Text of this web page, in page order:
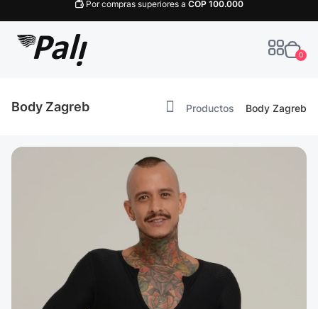
Por compras superiores a COP100.000
0
Body Zagreb Productos Body Zagreb